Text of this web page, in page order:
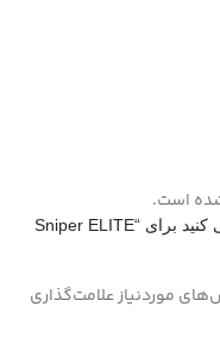
است.
اولین نفری باشید که دیدگاهی را ارسال می کنید برای “Sniper ELITE
موردنیاز علامت‌گذاری